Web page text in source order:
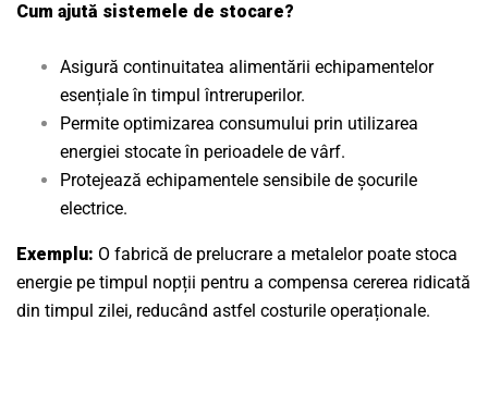
Cum ajută sistemele de stocare?
Asigură continuitatea alimentării echipamentelor
esențiale în timpul întreruperilor.
Permite optimizarea consumului prin utilizarea
energiei stocate în perioadele de vârf.
Protejează echipamentele sensibile de șocurile
electrice.
Exemplu: O fabrică de prelucrare a metalelor poate stoca
energie pe timpul nopții pentru a compensa cererea ridicată
din timpul zilei, reducând astfel costurile operaționale.